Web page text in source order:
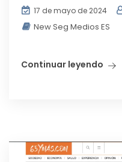
17 de mayo de 2024
New Seg Medios ES
Continuar leyendo